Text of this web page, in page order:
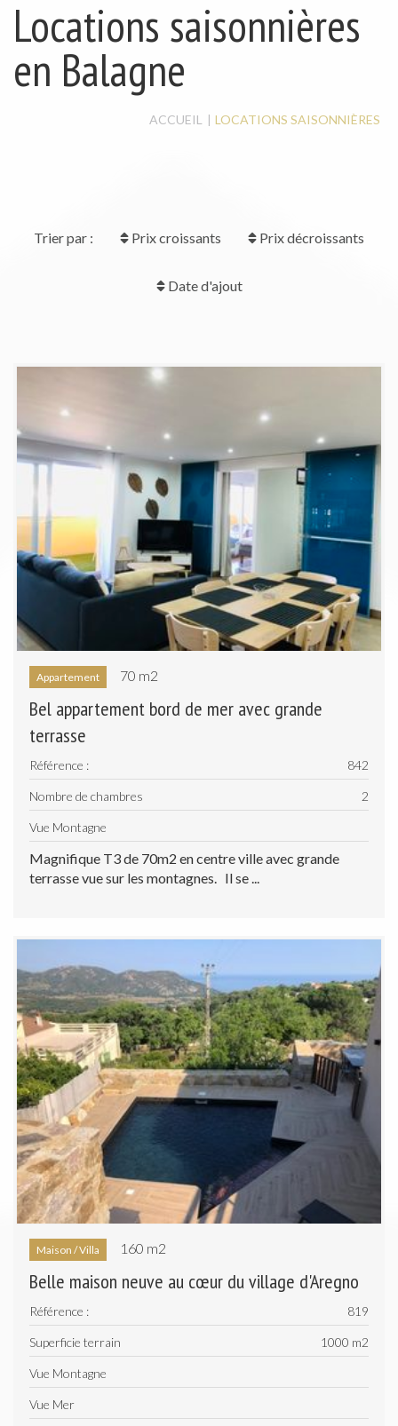
LOCAL COMMERCIAL
LOCAL À LOUER
Locations saisonnières
en Balagne
ACCUEIL LOCATIONS SAISONNIÈRES
Trier par : Prix croissants Prix décroissants
Date d'ajout
Appartement 70 m2
Bel appartement bord de mer avec grande
terrasse
Référence : 842
Nombre de chambres 2
Vue Montagne
Magnifique T3 de 70m2 en centre ville avec grande
terrasse vue sur les montagnes. Il se ...
Maison / Villa 160 m2
Belle maison neuve au cœur du village d'Aregno
Référence : 819
Superficie terrain 1000 m2
Vue Montagne
Vue Mer